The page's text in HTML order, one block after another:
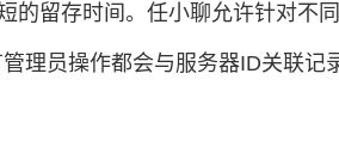
留存时间。任小聊允许针对不
理员操作都会与服务器ID关联记